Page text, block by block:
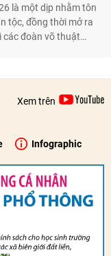
là một dịp nhằm tôn
tộc, đồng thời mở ra
các đoàn võ thuật
Xem trên
Infographic